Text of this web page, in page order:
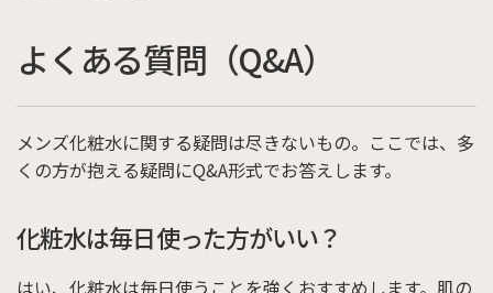
よくある質問（Q&A）
メンズ化粧水に関する疑問は尽きないもの。ここでは、多
くの方が抱える疑問にQ&A形式でお答えします。
化粧水は毎日使った方がいい？
はい、化粧水は毎日使うことを強くおすすめします。肌の